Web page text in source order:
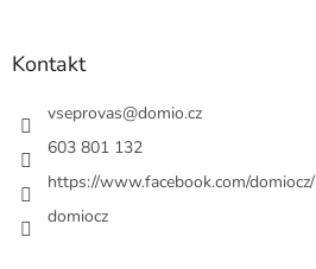
Kontakt
vseprovas@domio.cz
603 801 132
https://www.facebook.com/domiocz/
domiocz